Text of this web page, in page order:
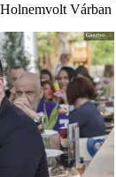
Várban